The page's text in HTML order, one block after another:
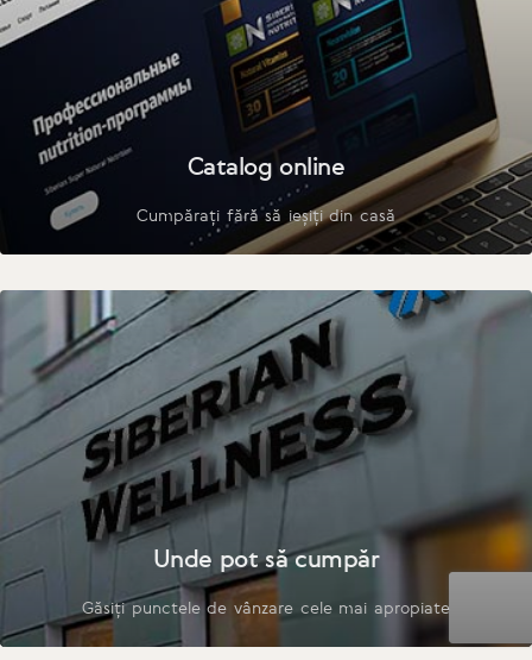
Catalog online
Cumpărați fără să ieșiți din casă
Unde pot să cumpăr
Găsiți punctele de vânzare cele mai apropiate